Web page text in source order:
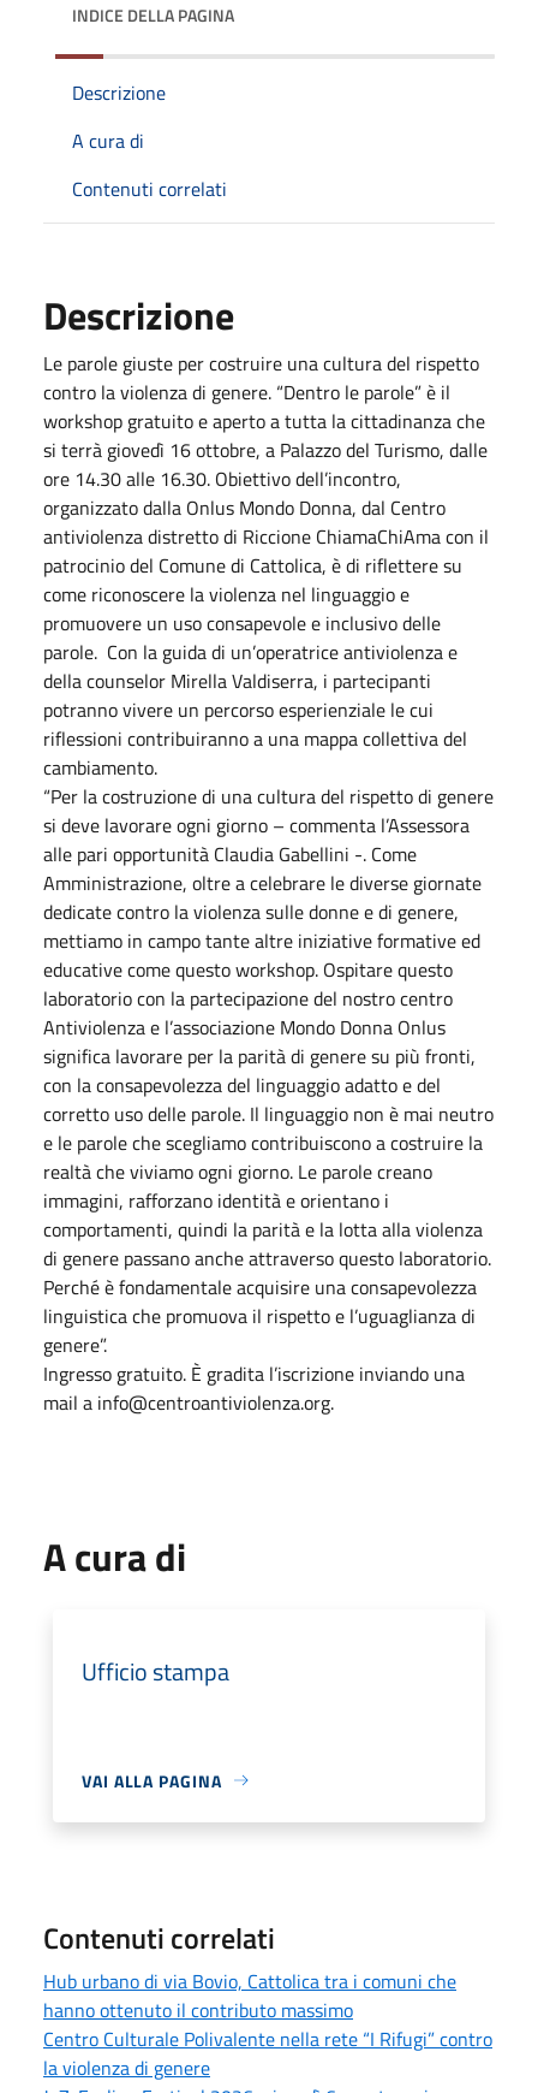
INDICE DELLA PAGINA
Descrizione
A cura di
Contenuti correlati
Descrizione
Le parole giuste per costruire una cultura del rispetto
contro la violenza di genere. “Dentro le parole” è il
workshop gratuito e aperto a tutta la cittadinanza che
si terrà giovedì 16 ottobre, a Palazzo del Turismo, dalle
ore 14.30 alle 16.30. Obiettivo dell’incontro,
organizzato dalla Onlus Mondo Donna, dal Centro
antiviolenza distretto di Riccione ChiamaChiAma con il
patrocinio del Comune di Cattolica, è di riflettere su
come riconoscere la violenza nel linguaggio e
promuovere un uso consapevole e inclusivo delle
parole. Con la guida di un’operatrice antiviolenza e
della counselor Mirella Valdiserra, i partecipanti
potranno vivere un percorso esperienziale le cui
riflessioni contribuiranno a una mappa collettiva del
cambiamento.
“Per la costruzione di una cultura del rispetto di genere
si deve lavorare ogni giorno – commenta l’Assessora
alle pari opportunità Claudia Gabellini -. Come
Amministrazione, oltre a celebrare le diverse giornate
dedicate contro la violenza sulle donne e di genere,
mettiamo in campo tante altre iniziative formative ed
educative come questo workshop. Ospitare questo
laboratorio con la partecipazione del nostro centro
Antiviolenza e l’associazione Mondo Donna Onlus
significa lavorare per la parità di genere su più fronti,
con la consapevolezza del linguaggio adatto e del
corretto uso delle parole. Il linguaggio non è mai neutro
e le parole che scegliamo contribuiscono a costruire la
realtà che viviamo ogni giorno. Le parole creano
immagini, rafforzano identità e orientano i
comportamenti, quindi la parità e la lotta alla violenza
di genere passano anche attraverso questo laboratorio.
Perché è fondamentale acquisire una consapevolezza
linguistica che promuova il rispetto e l’uguaglianza di
genere”.
Ingresso gratuito. È gradita l’iscrizione inviando una
mail a info@centroantiviolenza.org.
A cura di
Ufficio stampa
VAI ALLA PAGINA
Contenuti correlati
Hub urbano di via Bovio, Cattolica tra i comuni che
hanno ottenuto il contributo massimo
Centro Culturale Polivalente nella rete “I Rifugi” contro
la violenza di genere